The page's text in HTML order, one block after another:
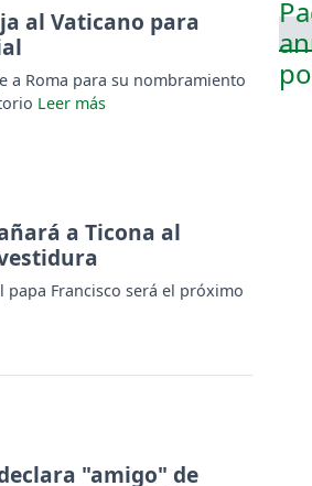
al Vaticano para
a Roma para su nombramiento
a Ticona al
Francisco será el próximo
"amigo" de